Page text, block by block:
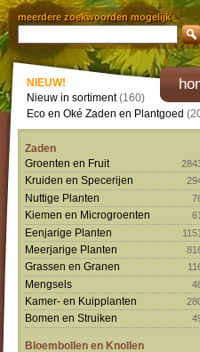
meerdere zoekwoorden mogelijk
NIEUW!
Nieuw in sortiment(160)
Eco en Oké Zaden en Plantgoed
Zaden
Groenten en Fruit
Kruiden en Specerijen
Nuttige Planten
Kiemen en Microgroenten 61
Eenjarige Planten 1151
Meerjarige Planten
Grassen en Granen
Mengsels
Kamer- en Kuipplanten
Bomen en Struiken
Bloembollen en Knollen